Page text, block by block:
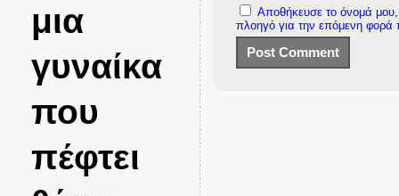
μια
γυναίκα
που
πέφτει
Αποθήκευσε το όνομά μου,
πλοηγό για την επόμενη